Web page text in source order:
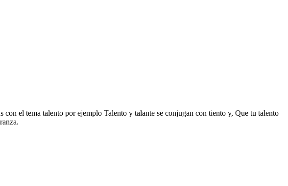
con el tema talento por ejemplo Talento y talante se conjugan con tiento y, Que tu talento